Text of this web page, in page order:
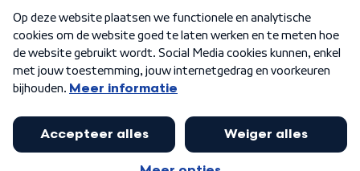
Algemene voorwaarden